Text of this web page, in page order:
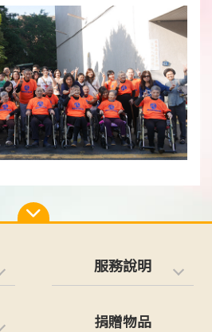
服務說明
捐贈物品